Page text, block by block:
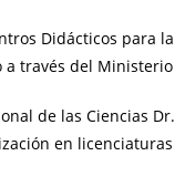
Didácticos para
través del
de las Ciencias
en